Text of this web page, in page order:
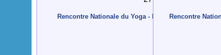
Rencontre Nationale du Yoga - Peniche - 2014, avril,
Rencontre